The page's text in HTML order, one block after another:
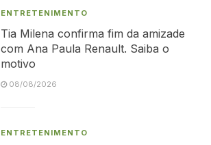
ENTRETENIMENTO
Tia Milena confirma fim da amizade
com Ana Paula Renault. Saiba o
motivo
08/08/2026
ENTRETENIMENTO